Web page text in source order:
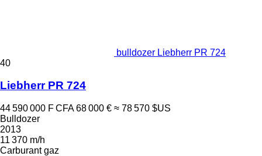
bulldozer Liebherr PR 724
40
Liebherr PR 724
44 590 000 F CFA 68 000 € ≈ 78 570 $US
Bulldozer
2013
11 370 m/h
Carburant gaz